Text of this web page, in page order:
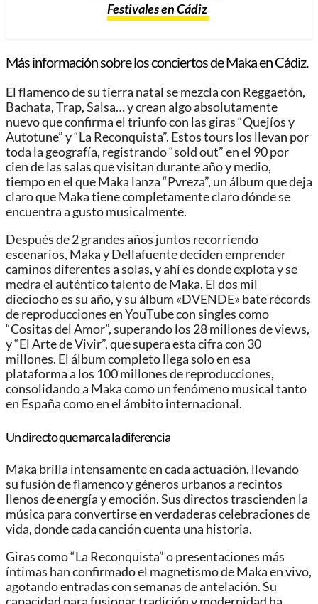
Festivales en Cádiz
Más información sobre los conciertos de Maka en Cádiz.
El flamenco de su tierra natal se mezcla con Reggaetón,
Bachata, Trap, Salsa… y crean algo absolutamente
nuevo que confirma el triunfo con las giras “Quejíos y
Autotune” y “La Reconquista”. Estos tours los llevan por
toda la geografía, registrando “sold out” en el 90 por
cien de las salas que visitan durante año y medio,
tiempo en el que Maka lanza “Pvreza”, un álbum que deja
claro que Maka tiene completamente claro dónde se
encuentra a gusto musicalmente.
Después de 2 grandes años juntos recorriendo
escenarios, Maka y Dellafuente deciden emprender
caminos diferentes a solas, y ahí es donde explota y se
medra el auténtico talento de Maka. El dos mil
dieciocho es su año, y su álbum «DVENDE» bate récords
de reproducciones en YouTube con singles como
“Cositas del Amor”, superando los 28 millones de views,
y “El Arte de Vivir”, que supera esta cifra con 30
millones. El álbum completo llega solo en esa
plataforma a los 100 millones de reproducciones,
consolidando a Maka como un fenómeno musical tanto
en España como en el ámbito internacional.
Un directo que marca la diferencia
Maka brilla intensamente en cada actuación, llevando
su fusión de flamenco y géneros urbanos a recintos
llenos de energía y emoción. Sus directos trascienden la
música para convertirse en verdaderas celebraciones de
vida, donde cada canción cuenta una historia.
Giras como “La Reconquista” o presentaciones más
íntimas han confirmado el magnetismo de Maka en vivo,
agotando entradas con semanas de antelación. Su